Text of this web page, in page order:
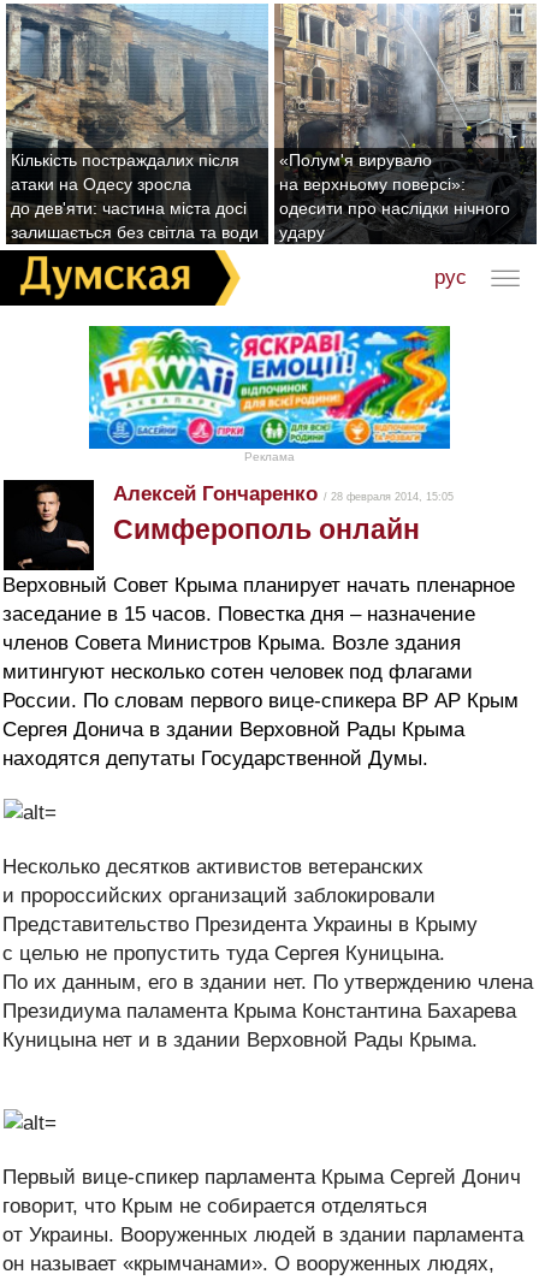
Кількість постраждалих після
атаки на Одесу зросла
до дев'яти: частина міста досі
залишається без світла та води
«Полум'я вирувало
на верхньому поверсі»:
одесити про наслідки нічного
удару
рус
Реклама
Алексей Гончаренко / 28 февраля 2014, 15:05
Симферополь онлайн
Верховный Совет Крыма планирует начать пленарное
заседание в 15 часов. Повестка дня – назначение
членов Совета Министров Крыма. Возле здания
митингуют несколько сотен человек под флагами
России. По словам первого вице-спикера ВР АР Крым
Сергея Донича в здании Верховной Рады Крыма
находятся депутаты Государственной Думы.
Несколько десятков активистов ветеранских
и пророссийских организаций заблокировали
Представительство Президента Украины в Крыму
с целью не пропустить туда Сергея Куницына.
По их данным, его в здании нет. По утверждению члена
Президиума паламента Крыма Константина Бахарева
Куницына нет и в здании Верховной Рады Крыма.
Первый вице-спикер парламента Крыма Сергей Донич
говорит, что Крым не собирается отделяться
от Украины. Вооруженных людей в здании парламента
он называет «крымчанами». О вооруженных людях,